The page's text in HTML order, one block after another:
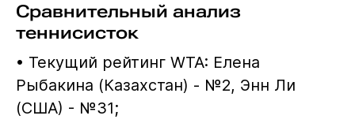
Сравнительный анализ
теннисисток
• Текущий рейтинг WTA: Елена
Рыбакина (Казахстан) - №2, Энн Ли
(США) - №31;